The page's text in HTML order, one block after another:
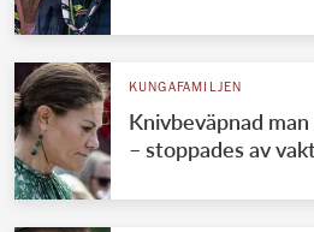
KUNGAFAMILJEN
Knivbeväpnad
– stoppades av